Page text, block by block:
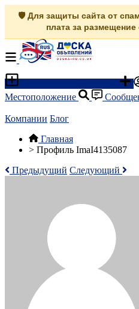
🛡️ Для защиты сайта от
плата за
Местоположение
Компании Блог
Главная
> Профиль ImaI4135087
Предыдущий Следующий